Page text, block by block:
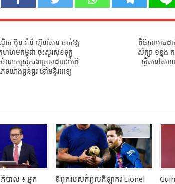
ណ្ឌិត ប៊ុន រ៉ានី ហ៊ុនសែន ចាត់ឱ្យ
ហហមកម្ពុជា ចុះសួរសុខទុក្ខ
ចំណាកស្រុករងគ្រោះដោយអំពើ
ទយ៉ាងធ្ងន់ធ្ងរ នៅមន្ទីរពេទ្យ
ពិធីសម្ពោធដាក់
សិក្សា ១ខ្នង
ស្ថិតនៅសាល
ាភិបាល ៖ អ្នក
ឪពុករបស់កំពូលកីឡាករ Lionel